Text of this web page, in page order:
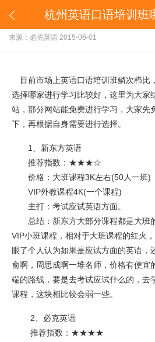
 杭州英语口语培训班
来源：必克英语 2015-06-01
目前市场上英语口语培训班鳞次栉比
选择哪家进行学习比较好，这里为大家
站，部分网站能免费进行学习，大家先
下，再根据自身需要进行选择。
1、新东方英语
推荐指数：★★★☆
价格：大班课程3K左右(50人一班)
VIP外教课程4K(一个课程)
主打：考试应试英语方面。
总结：新东方大部分课程都是大班
VIP小班课程，相对于大班课程的红火
眼了个人认为如果是应试方面的英语，
俞啊，周思成啊一堆名师，价格有便宜
端的路线，要是去考试应试什么的，去
课程，这块相比较会弱一些。
2、必克英语
推荐指数：★★★★